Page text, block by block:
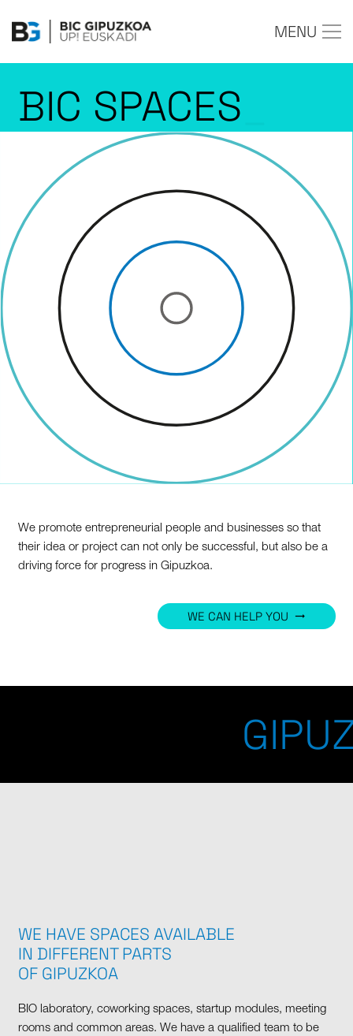
MENU
BIC SPACES
We promote entrepreneurial people and businesses so that
their idea or project can not only be successful, but also be a
driving force for progress in Gipuzkoa.
WE CAN HELP YOU trending_flat
WE HAVE SPACES AVAILABLE
IN DIFFERENT PARTS
OF GIPUZKOA
BIO laboratory, coworking spaces, startup modules, meeting
rooms and common areas. We have a qualified team to be